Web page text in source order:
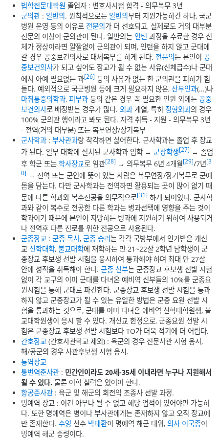
법학전문대학원 졸업자 : 변호사시험 합격 - 의무복무 3년
군의관 : 일반의. 원칙적으로는 일반의부터 지원가능하긴 하나, 국군
병원 운영 등의 이유로 전문의가 더 선호되고, 실제로도 거의 대부분
전문의 이상이 군의관이 된다. 일반의는 인턴 과정을 수료한 경우 신
체가 정상이라면 얄짤없이 군의관이 되며, 인턴을 하지 않고 군대에
갈 경우 공중보건의사로 대체복무를 하게 된다. 전문의는 본인이공
중보건의사가 되고 싶어도 장교가 될 수 없는 사유(신체급수)나 군대
에서 아예 필요없는 과[26] 등의 사유가 없는 한 군의관을 피하기 힘
들다. 예외적으로 국군병원 등에 크게 필요하지 않은, 산부인과(...)나
마취통증의학과,피부과 등의 같은 경우 꼭 필요한 인원 외에는공중
보건의사로 배정받는 경우가 많다.외과 계열, 특히 정형외과의 경우
100% 군의관 행이라고 봐도 된다. 자격 취득 - 지원 - 의무복무 3년
- 전역(거의 대부분) 또는 복무연장/장기복무
군사학과 :부사관과랑 착각하면 싫어한다. 군사학과는 졸업 후 장교
가 된다. 일부 대학에 설치된 군사학과 입학 →군장학생[27] → 졸업
후 학군 또는학사장교로 임관[28] → 의무복무 6년 4개월[29]/7년[3
0] → 전역 또는 군인에 뜻이 있는 사람은 복무연장/장기복무로 군에
몸을 담는다. 다만 군사학과는 전역하면 활용되는 곳이 많이 없기 때
문에 다른 학과와 복수전공을 의무적으로[31] 하게 되어있다. 군사학
과와 같이 복수로 전공한 다른 학과는 병과선택에 영향을 주는 것이
학과이기 때문에 본인이 지망하는 병과에 지원하기 위하여 사용되거
나 전역후 다른 진로를 위한 전공으로 사용된다.
군종장교 :군종 목사,군종 승려는 각각 국방부에서 인가받은 개신
교 신학대학,불교대학에 재학하는 만 21~22살 2학년 남학생이 군
종장교 후보생 선발 시험을 응시하여 통과해야 하며 최대 만 27살
안에 성직을 취득해야 한다.군종 신부는 군종장교 후보생 선발 시험
없이 각 교구의 이미 군대를 다녀온 예비역 신부들의 10%를 군종요
원시험을 통해 군대로 파견한다. 군종장교 후보생 선발 시험을 통과
하지 않고 군종장교가 될 수 있는 유일한 방법은 군종 요원 선발 시
험을 통과하는 것으로, 군대를 이미 다녀온 예비역 신학대학원생, 불
교대학원생이 응시 할 수 있다. 개신교 한정으로, 군종요원 선발 시
험은 군종장교 후보생 선발 시험보다 TO가 더욱 적기에 더 어렵다.
간호장교 (간호사관학교 제외) : 육군의 경우 전문사관 시험 응시,
해/공군의 경우 사관후보생 시험 응시.
통역장교
통번역준사관 : 민간인이라도 20세-35세 이내라면 누구나 지원해서
될 수 있다. 물론 어학 실력은 있어야 한다.
항공준사관 : 육군 및 해군의 회전익 조종사 선발 과정.
명예역 장교 : 이건 아무나 될 수 없고 해당 업적이 있어야만 가능하
다. 또한 명예역은 병이나 부사관에게는 존재하지 않고 오직 장교에
만 존재한다.수영 선수 박태환이 명예역 해군 대위,의사 이국종이
명예역 해군 중령이다.